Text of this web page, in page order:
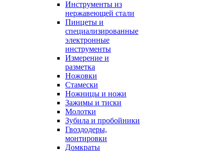
Инструменты из
нержавеющей стали
Пинцеты и
специализированные
электронные
инструменты
Измерение и
разметка
Ножовки
Стамески
Ножницы и ножи
Зажимы и тиски
Молотки
Зубила и пробойники
Гвоздодеры,
монтировки
Домкраты